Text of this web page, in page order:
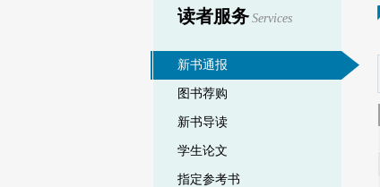
读者服务 Services
新书通报
图书荐购
新书导读
学生论文
指定参考书